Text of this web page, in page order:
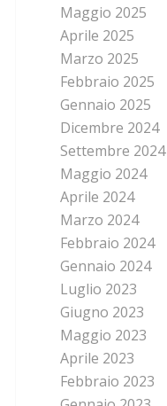
Maggio 2025
Aprile 2025
Marzo 2025
Febbraio 2025
Gennaio 2025
Dicembre 2024
Settembre 2024
Maggio 2024
Aprile 2024
Marzo 2024
Febbraio 2024
Gennaio 2024
Luglio 2023
Giugno 2023
Maggio 2023
Aprile 2023
Febbraio 2023